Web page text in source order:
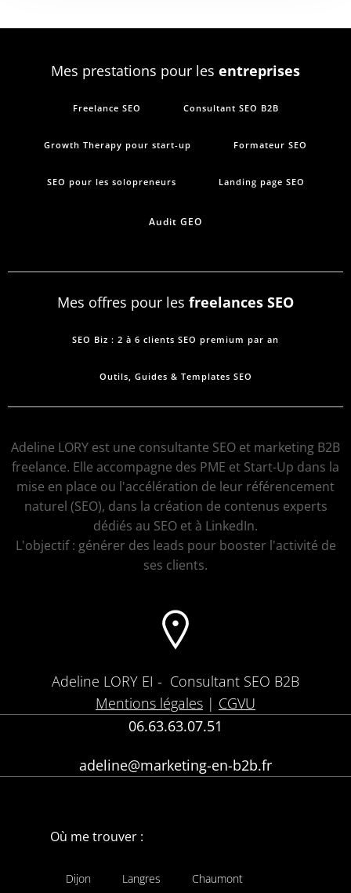
Mes prestations pour les entreprises
Freelance SEO Consultant SEO B2B
Growth Therapy pour start-up Formateur SEO
SEO pour les solopreneurs Landing page SEO
Audit GEO
Mes offres pour les freelances SEO
SEO Biz : 2 à 6 clients SEO premium par an
Outils, Guides & Templates SEO
Adeline LORY est une consultante SEO et marketing B2B
freelance. Elle accompagne des PME et Start-Up dans la
mise en place ou l'accélération de leur référencement
naturel (SEO), dans la création de contenus experts
dédiés au SEO et à LinkedIn.
L'objectif : générer des leads pour booster l'activité de
ses clients.
Adeline LORY EI - Consultant SEO B2B
Mentions légales | CGVU
06.63.63.07.51
adeline@marketing-en-b2b.fr
Où me trouver :
Dijon Langres Chaumont